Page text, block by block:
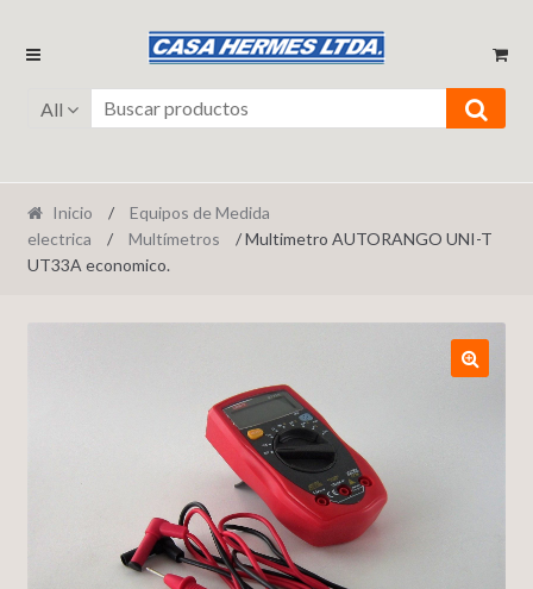
Ir
navegación
Ir
contenido
All
Inicio /
Equipos de Medida
electrica
/ Multímetros
/ Multimetro AUTORANGO UNI-T
UT33A economico.